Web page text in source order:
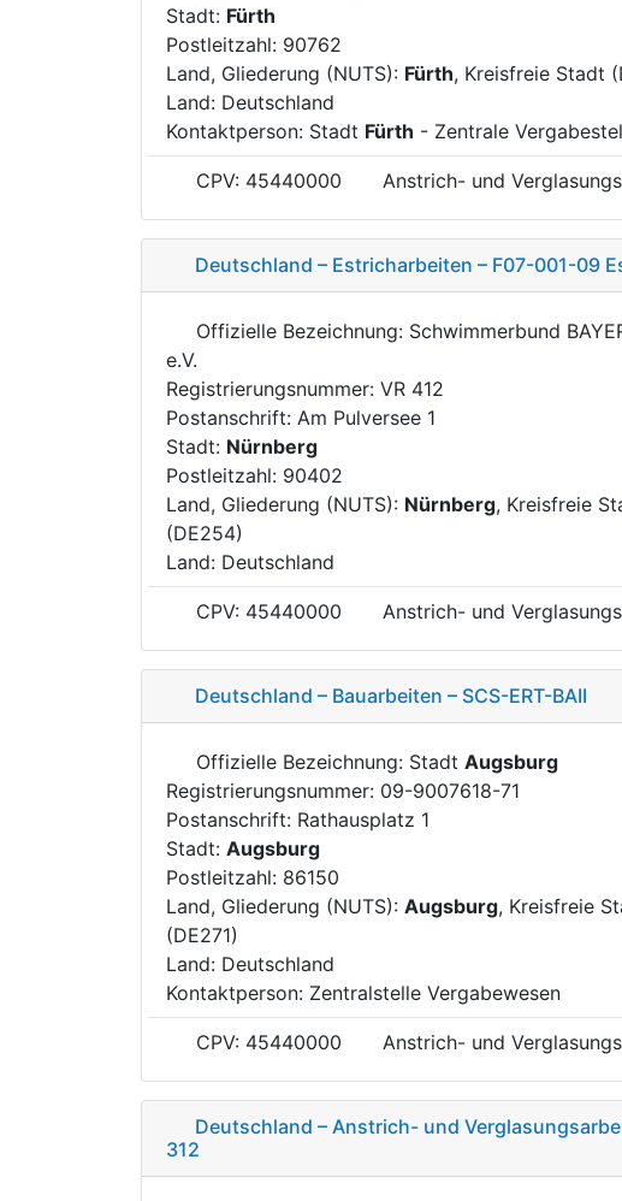
Stadt: Fürth
Postleitzahl: 90762
Land, Gliederung (NUTS): Fürth, Kreisfreie Stadt
Land: Deutschland
Kontaktperson: Stadt Fürth - Zentrale
CPV: 45440000 Anstrich- und
Deutschland – Estricharbeiten – F07-001-09
Offizielle Bezeichnung: Schwimmerbund
e.V.
Registrierungsnummer: VR 412
Postanschrift: Am Pulversee 1
Stadt: Nürnberg
Postleitzahl: 90402
Land, Gliederung (NUTS): Nürnberg, Kreisfreie
(DE254)
Land: Deutschland
CPV: 45440000 Anstrich- und
Deutschland – Bauarbeiten – SCS-ERT-BAII
Offizielle Bezeichnung: Stadt Augsburg
Registrierungsnummer: 09-9007618-71
Postanschrift: Rathausplatz 1
Stadt: Augsburg
Postleitzahl: 86150
Land, Gliederung (NUTS): Augsburg, Kreisfreie
(DE271)
Land: Deutschland
Kontaktperson: Zentralstelle Vergabewesen
CPV: 45440000 Anstrich- und
Deutschland – Anstrich- und
312